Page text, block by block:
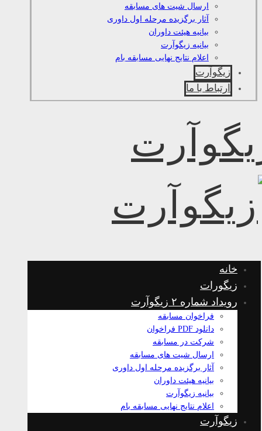
ارسال شیت های مسابقه
آثار برگزیده مرحله اول داوری
بیانیه هیئت داوران
بیانیه زیگوآرت
اعلام نتایج نهایی مسابقه بام
زیگوآرت
ارتباط با ما
خانه
زیگورات
رویداد شماره ۲ زیگوآرت
فراخوان مسابقه
دانلود PDF فراخوان
شرکت در مسابقه
ارسال شیت های مسابقه
آثار برگزیده مرحله اول داوری
بیانیه هیئت داوران
بیانیه زیگوآرت
اعلام نتایج نهایی مسابقه بام
زیگوآرت